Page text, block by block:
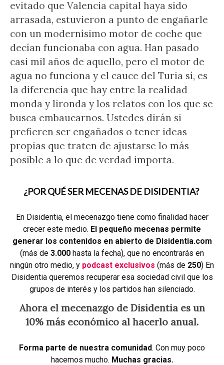
evitado que Valencia capital haya sido
arrasada, estuvieron a punto de engañarle
con un modernísimo motor de coche que
decían funcionaba con agua. Han pasado
casi mil años de aquello, pero el motor de
agua no funciona y el cauce del Turia sí, es
la diferencia que hay entre la realidad
monda y lironda y los relatos con los que se
busca embaucarnos. Ustedes dirán si
prefieren ser engañados o tener ideas
propias que traten de ajustarse lo más
posible a lo que de verdad importa.
¿POR QUÉ SER MECENAS DE DISIDENTIA?
En Disidentia, el mecenazgo tiene como finalidad hacer
crecer este medio. El pequeño mecenas permite
generar los contenidos en abierto de Disidentia.com
(más de 3.000 hasta la fecha), que no encontrarás en
ningún otro medio, y podcast exclusivos (más de 250) En
Disidentia queremos recuperar esa sociedad civil que los
grupos de interés y los partidos han silenciado.
Ahora el mecenazgo de Disidentia es un
10% más económico al hacerlo anual.
Forma parte de nuestra comunidad. Con muy poco
hacemos mucho. Muchas gracias.